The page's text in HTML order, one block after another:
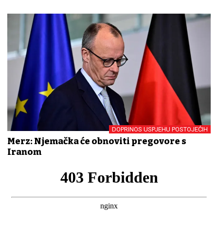
DOPRINOS USPJEHU POSTOJEĆIH
Merz: Njemačka će obnoviti pregovore s
Iranom